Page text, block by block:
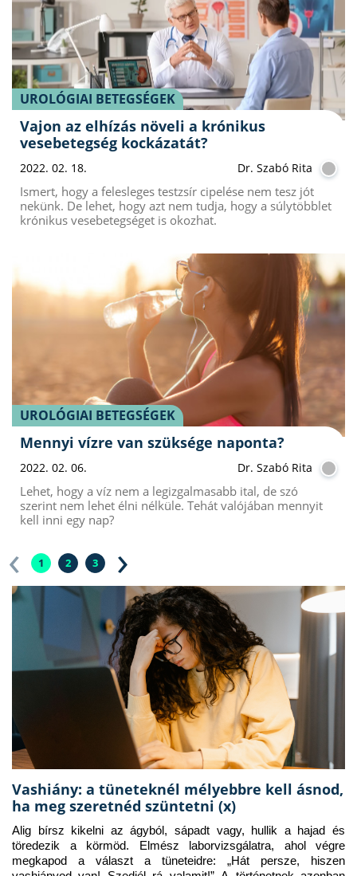
UROLÓGIAI BETEGSÉGEK
Vajon az elhízás növeli a krónikus
vesebetegség kockázatát?
2022. 02. 18. Dr. Szabó Rita
Ismert, hogy a felesleges testzsír cipelése nem tesz jót
nekünk. De lehet, hogy azt nem tudja, hogy a súlytöbblet
krónikus vesebetegséget is okozhat.
UROLÓGIAI BETEGSÉGEK
Mennyi vízre van szüksége naponta?
2022. 02. 06. Dr. Szabó Rita
Lehet, hogy a víz nem a legizgalmasabb ital, de szó
szerint nem lehet élni nélküle. Tehát valójában mennyit
kell inni egy nap?
‹ 1 2 3 ›
Vashiány: a tüneteknél mélyebbre kell ásnod,
ha meg szeretnéd szüntetni (x)
Alig bírsz kikelni az ágyból, sápadt vagy, hullik a hajad és
töredezik a körmöd. Elmész laborvizsgálatra, ahol végre
megkapod a választ a tüneteidre: „Hát persze, hiszen